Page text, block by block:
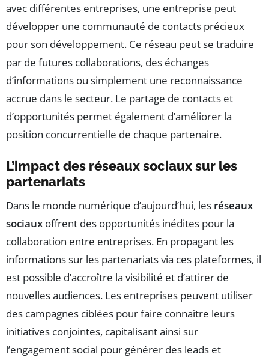
avec différentes entreprises, une entreprise peut
développer une communauté de contacts précieux
pour son développement. Ce réseau peut se traduire
par de futures collaborations, des échanges
d’informations ou simplement une reconnaissance
accrue dans le secteur. Le partage de contacts et
d’opportunités permet également d’améliorer la
position concurrentielle de chaque partenaire.
L’impact des réseaux sociaux sur les
partenariats
Dans le monde numérique d’aujourd’hui, les réseaux
sociaux offrent des opportunités inédites pour la
collaboration entre entreprises. En propagant les
informations sur les partenariats via ces plateformes, il
est possible d’accroître la visibilité et d’attirer de
nouvelles audiences. Les entreprises peuvent utiliser
des campagnes ciblées pour faire connaître leurs
initiatives conjointes, capitalisant ainsi sur
l’engagement social pour générer des leads et